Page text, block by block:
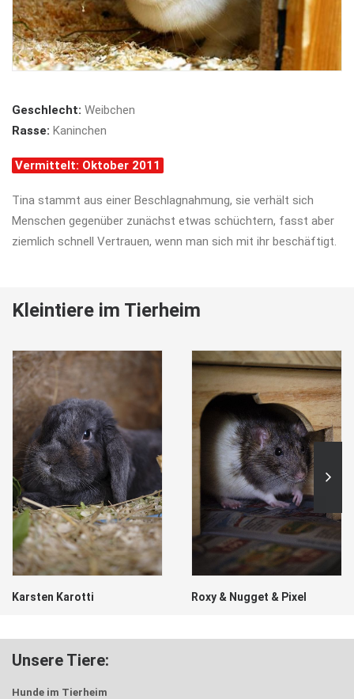
Geschlecht: Weibchen
Rasse: Kaninchen
Vermittelt: Oktober 2011
Tina stammt aus einer Beschlagnahmung, sie verhält sich
Menschen gegenüber zunächst etwas schüchtern, fasst aber
ziemlich schnell Vertrauen, wenn man sich mit ihr beschäftigt.
Kleintiere im Tierheim
Karsten Karotti Roxy & Nugget & Pixel
Unsere Tiere:
Hunde im Tierheim